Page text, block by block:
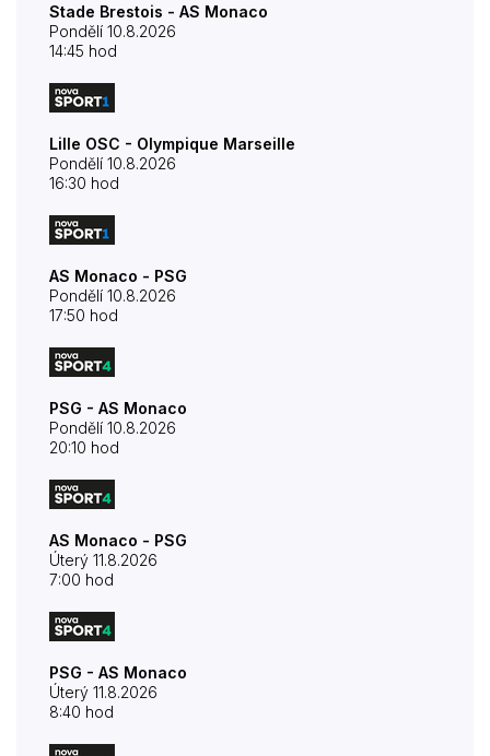
Stade Brestois - AS Monaco
Pondělí 10.8.2026
14:45 hod
Lille OSC - Olympique Marseille
Pondělí 10.8.2026
16:30 hod
AS Monaco - PSG
Pondělí 10.8.2026
17:50 hod
PSG - AS Monaco
Pondělí 10.8.2026
20:10 hod
AS Monaco - PSG
Úterý 11.8.2026
7:00 hod
PSG - AS Monaco
Úterý 11.8.2026
8:40 hod